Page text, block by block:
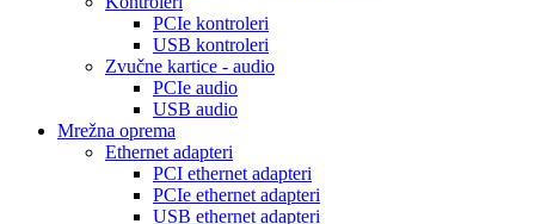
PCIe kontroleri
USB kontroleri
Zvučne kartice - audio
PCIe audio
USB audio
Mrežna oprema
Ethernet adapteri
PCI ethernet adapteri
PCIe ethernet adapteri
USB ethernet adapteri